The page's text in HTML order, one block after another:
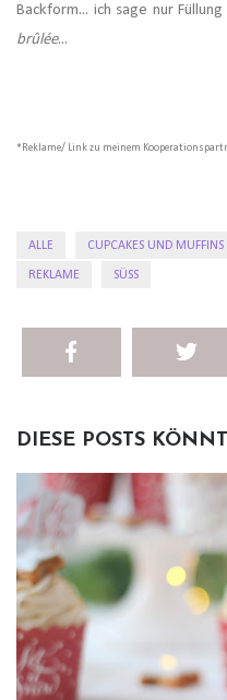
Backform... ich sage nur Füllung
brûlée...
*Reklame/ Link zu meinem
ALLE CUPCAKES UND MUFFINS
REKLAME SÜSS
DIESE POSTS